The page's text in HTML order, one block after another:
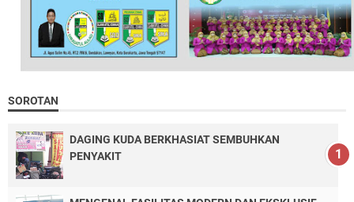
SOROTAN
DAGING KUDA BERKHASIAT SEMBUHKAN
PENYAKIT